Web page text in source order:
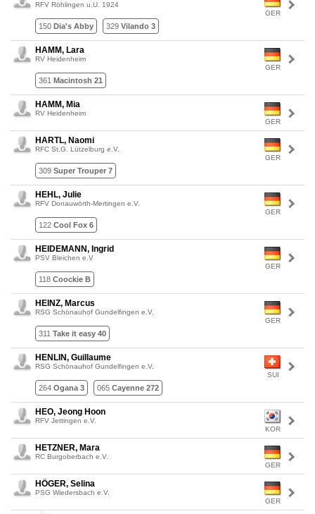
GER
RFV Röhlingen u.U. 1924
150 Dia's Abby 329 Vilando 3
GER
HAMM, Lara
RV Heidenheim
361 Macintosh 21
GER
HAMM, Mia
RV Heidenheim
GER
HARTL, Naomi
RFC St.G. Lützelburg e.V.
309 Super Trouper 7
GER
HEHL, Julie
RFV Donauwörth-Mertingen e.V.
122 Cool Fox 6
GER
HEIDEMANN, Ingrid
PSV Bleichen e.V
118 Coockie B
GER
HEINZ, Marcus
RSG Schönauhof Gundelfingen e.V.
311 Take it easy 40
SUI
HENLIN, Guillaume
RSG Schönauhof Gundelfingen e.V.
264 Ogana 3 065 Cayenne 272
KOR
HEO, Jeong Hoon
RFV Jettingen e.V.
GER
HETZNER, Mara
RC Burgoberbach e.V.
GER
HÖGER, Selina
PSG Wiedersbach e.V.